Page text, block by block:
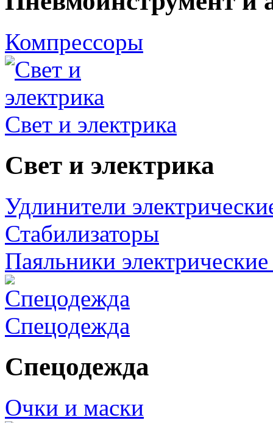
Компрессоры
Свет и электрика
Свет и электрика
Удлинители
Стабилизаторы
Паяльники
Спецодежда
Спецодежда
Очки и маски